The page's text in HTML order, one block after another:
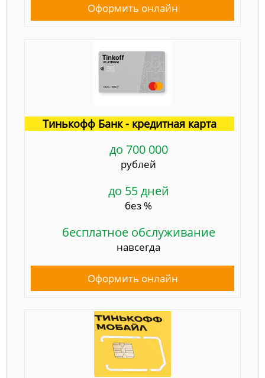
Оформить онлайн
Тинькофф Банк - кредитная карта
до 700 000
рублей
до 55 дней
без %
бесплатное обслуживание
навсегда
Оформить онлайн